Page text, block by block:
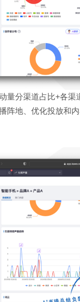
量分渠道占比+各
阵地、优化投放和